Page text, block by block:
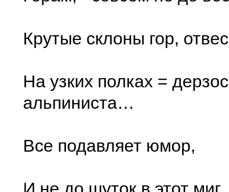
Крутые склоны гор,
На узких полках =
альпиниста…
Все подавляет юмор,